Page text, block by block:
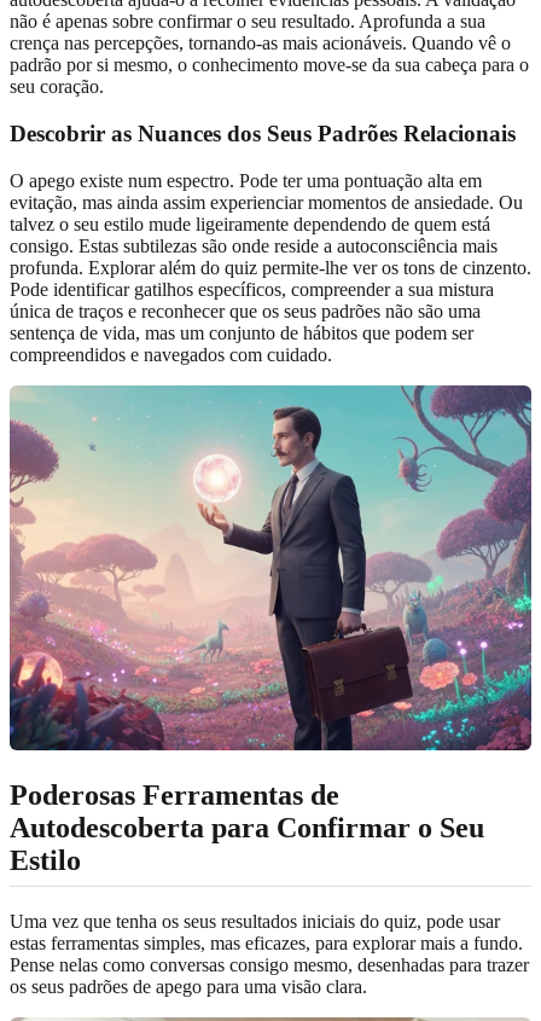
não é apenas sobre confirmar o seu resultado. Aprofunda a sua
crença nas percepções, tornando-as mais acionáveis. Quando vê o
padrão por si mesmo, o conhecimento move-se da sua cabeça para o
seu coração.
Descobrir as Nuances dos Seus Padrões Relacionais
O apego existe num espectro. Pode ter uma pontuação alta em
evitação, mas ainda assim experienciar momentos de ansiedade. Ou
talvez o seu estilo mude ligeiramente dependendo de quem está
consigo. Estas subtilezas são onde reside a autoconsciência mais
profunda. Explorar além do quiz permite-lhe ver os tons de cinzento.
Pode identificar gatilhos específicos, compreender a sua mistura
única de traços e reconhecer que os seus padrões não são uma
sentença de vida, mas um conjunto de hábitos que podem ser
compreendidos e navegados com cuidado.
Poderosas Ferramentas de
Autodescoberta para Confirmar o Seu
Estilo
Uma vez que tenha os seus resultados iniciais do quiz, pode usar
estas ferramentas simples, mas eficazes, para explorar mais a fundo.
Pense nelas como conversas consigo mesmo, desenhadas para trazer
os seus padrões de apego para uma visão clara.